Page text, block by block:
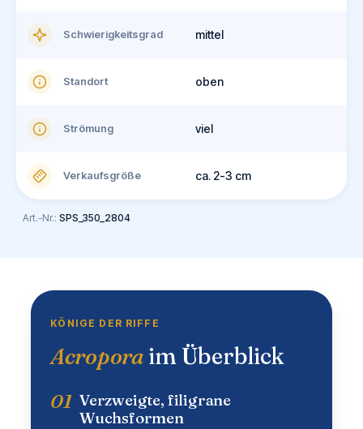
Schwierigkeitsgrad mittel
Standort oben
Strömung viel
Verkaufsgröße ca. 2-3 cm
Art.-Nr.: SPS_350_2804
KÖNIGE DER RIFFE
Acropora im Überblick
01 Verzweigte, filigrane
Wuchsformen